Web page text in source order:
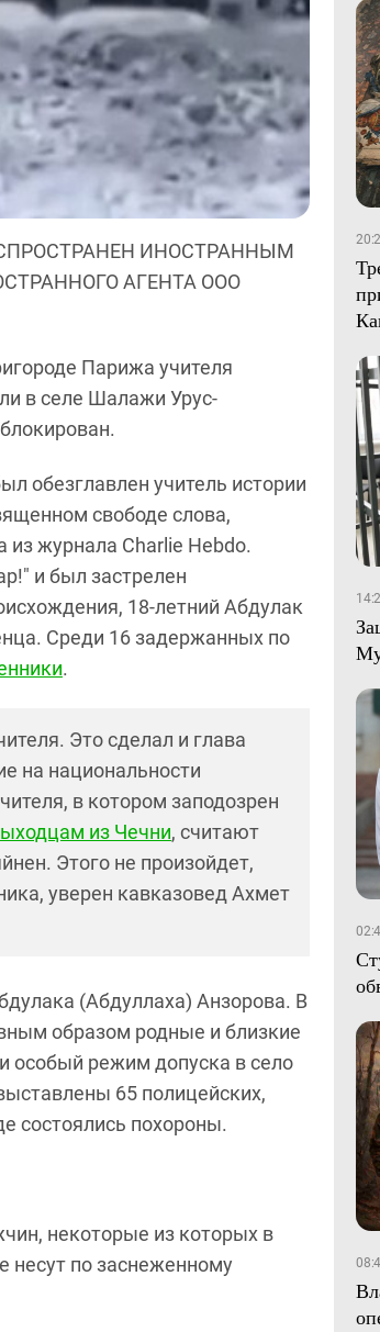
ИНОСТРАННЫМ
АГЕНТА ООО
Парижа учителя
в селе Шалажи Урус-
обезглавлен учитель истории
свободе слова,
журнала Charlie Hebdo.
и был застрелен
18-летний Абдулак
Среди 16 задержанных по
.
Это сделал и глава
на национальности
в котором заподозрен
из Чечни, считают
Этого не произойдет,
уверен кавказовед Ахмет
(Абдуллаха) Анзорова. В
образом родные и близкие
особый режим допуска в село
65 полицейских,
состоялись похороны.
некоторые из которых в
несут по заснеженному